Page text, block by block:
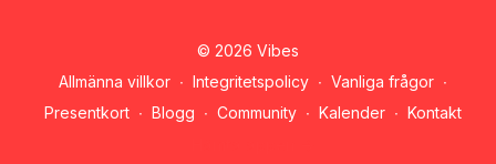
© 2026 Vibes
Allmänna villkor ∙ Integritetspolicy ∙ Vanliga frågor ∙
Presentkort ∙ Blogg ∙ Community ∙ Kalender ∙ Kontakt